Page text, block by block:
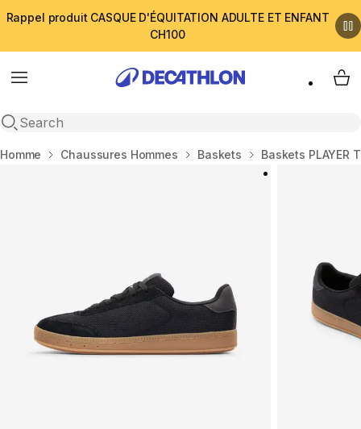
Rappel produit CASQUE D'ÉQUITATION ADULTE ET ENFANT
CH100
Menu
Open search
My
Accueil
Homme Chaussures Hommes Baskets Baskets PLAYER